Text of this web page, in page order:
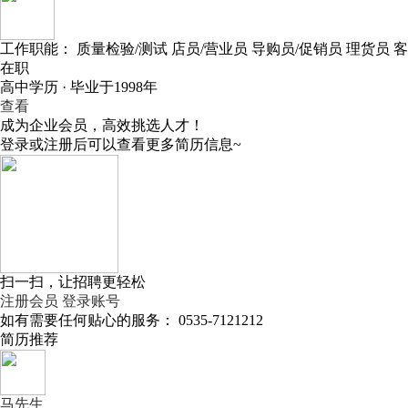
工作职能： 质量检验/测试 店员/营业员 导购员/促销员 理货员
在职
高中学历 · 毕业于1998年
查看
成为企业会员，高效挑选人才！
登录或注册后可以查看更多简历信息~
扫一扫，让招聘更轻松
注册会员 登录账号
如有需要任何贴心的服务：
0535-7121212
简历推荐
马先生